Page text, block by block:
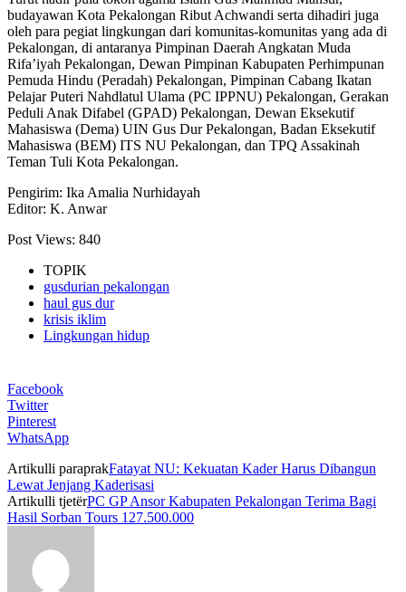
budayawan Kota Pekalongan Ribut Achwandi serta dihadiri juga
oleh para pegiat lingkungan dari komunitas-komunitas yang ada di
Pekalongan, di antaranya Pimpinan Daerah Angkatan Muda
Rifa’iyah Pekalongan, Dewan Pimpinan Kabupaten Perhimpunan
Pemuda Hindu (Peradah) Pekalongan, Pimpinan Cabang Ikatan
Pelajar Puteri Nahdlatul Ulama (PC IPPNU) Pekalongan, Gerakan
Peduli Anak Difabel (GPAD) Pekalongan, Dewan Eksekutif
Mahasiswa (Dema) UIN Gus Dur Pekalongan, Badan Eksekutif
Mahasiswa (BEM) ITS NU Pekalongan, dan TPQ Assakinah
Teman Tuli Kota Pekalongan.
Pengirim: Ika Amalia Nurhidayah
Editor: K. Anwar
Post Views: 840
TOPIK
gusdurian pekalongan
haul gus dur
krisis iklim
Lingkungan hidup
Facebook
Twitter
Pinterest
WhatsApp
Artikulli paraprakFatayat NU: Kekuatan Kader Harus Dibangun
Lewat Jenjang Kaderisasi
Artikulli tjetërPC GP Ansor Kabupaten Pekalongan Terima Bagi
Hasil Sorban Tours 127.500.000